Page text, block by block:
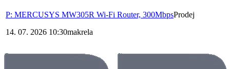
P: MERCUSYS MW305R Wi-Fi Router, 300MbpsProdej
14. 07. 2026 10:30makrela